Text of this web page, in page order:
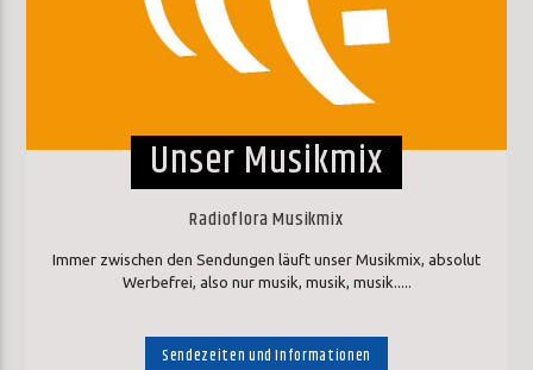
Unser Musikmix
Radioflora Musikmix
Immer zwischen den Sendungen läuft unser Musikmix, absolut
Werbefrei, also nur musik, musik, musik.....
Sendezeiten und Informationen